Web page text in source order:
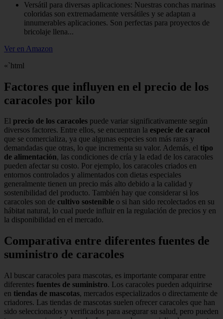
Versátil para diversas aplicaciones​: Nuestras conchas marinas
coloridas son extremadamente versátiles y se adaptan a
innumerables aplicaciones. Son perfectas para proyectos de
bricolaje llena...
Ver en Amazon
«`html
Factores que influyen en el precio de los
caracoles por kilo
El precio de los caracoles puede variar significativamente según
diversos factores. Entre ellos, se encuentran la especie de caracol
que se comercializa, ya que algunas especies son más raras y
demandadas que otras, lo que incrementa su valor. Además, el tipo
de alimentación, las condiciones de cría y la edad de los caracoles
pueden afectar su costo. Por ejemplo, los caracoles criados en
entornos controlados y alimentados con dietas especiales
generalmente tienen un precio más alto debido a la calidad y
sostenibilidad del producto. También hay que considerar si los
caracoles son de cultivo sostenible o si han sido recolectados en su
hábitat natural, lo cual puede influir en la regulación de precios y en
la disponibilidad en el mercado.
Comparativa entre diferentes fuentes de
suministro de caracoles
Al buscar caracoles para mascotas, es importante comparar entre
diferentes fuentes de suministro. Los caracoles pueden adquirirse
en tiendas de mascotas, mercados especializados o directamente de
criadores. Las tiendas de mascotas suelen ofrecer caracoles que han
sido seleccionados y verificados para asegurar su salud, pero pueden